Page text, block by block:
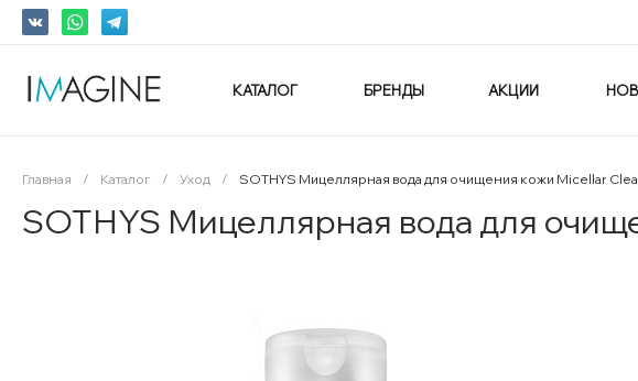
КАТАЛОГ БРЕНДЫ АКЦИИ
Главная / Каталог / Уход / SOTHYS Мицеллярная вода для очищения кожи Micellar
SOTHYS Мицеллярная вода для